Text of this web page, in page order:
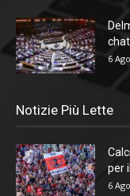
6
Notizie Più Lette
per
6